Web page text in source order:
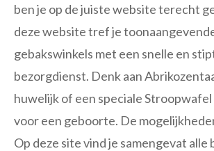
ben je op de juiste website terecht
deze website tref je
gebakswinkels met een snelle en
bezorgdienst. Denk aan
huwelijk of een speciale Stroopwafel
voor een geboorte. De
Op deze site vind je samengevat alle